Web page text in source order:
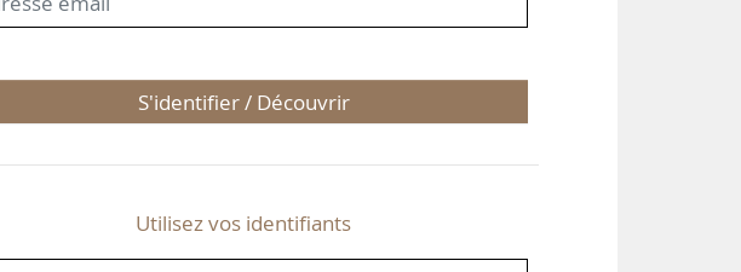
S'identifier / Découvrir
Utilisez vos identifiants